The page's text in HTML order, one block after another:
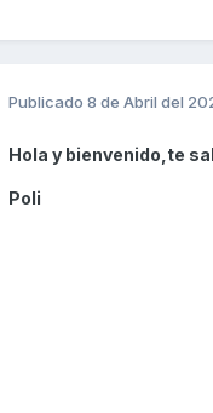
Publicado 8 de Abril del
Hola y bienvenido,te
Poli